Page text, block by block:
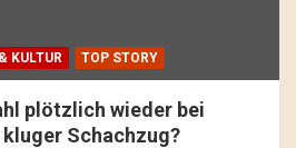
KULTUR TOP STORY
plötzlich wieder bei
Schachzug?